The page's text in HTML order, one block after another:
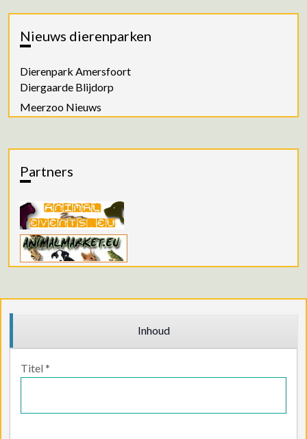
Nieuws dierenparken
Dierenpark Amersfoort
Diergaarde Blijdorp
Meerzoo Nieuws
Partners
Inhoud
Titel *